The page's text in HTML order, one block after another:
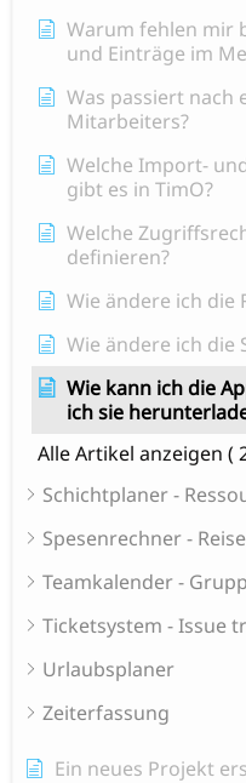
Warum fehlen mir
und Einträge im
Was passiert nach
Mitarbeiters?
Welche Import-
gibt es in TimO?
Welche
definieren?
Wie ändere ich die
Wie ändere ich die
Wie kann ich die
ich sie
Alle Artikel anzeigen (
Schichtplaner -
Spesenrechner -
Teamkalender -
Ticketsystem - Issue
Urlaubsplaner
Zeiterfassung
Ein neues Projekt